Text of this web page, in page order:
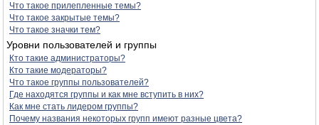
Что такое прилепленные темы?
Что такое закрытые темы?
Что такое значки тем?
Уровни пользователей и группы
Кто такие администраторы?
Кто такие модераторы?
Что такое группы пользователей?
Где находятся группы и как мне вступить в них?
Как мне стать лидером группы?
Почему названия некоторых групп имеют разные цвета?